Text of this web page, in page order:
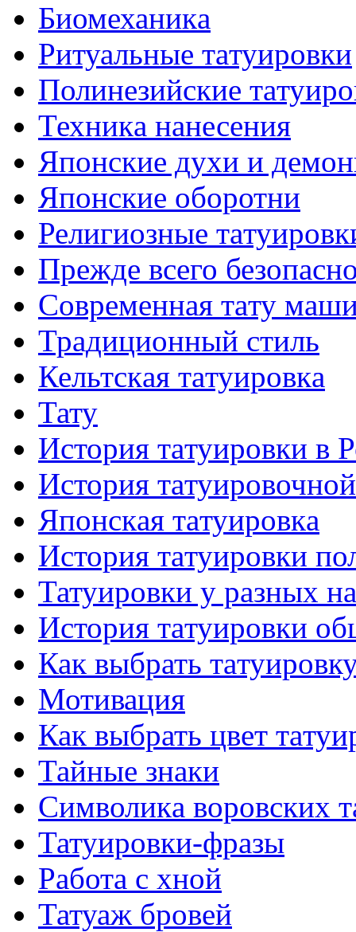
Биомеханикa
Ритуальные тaтуировки
Полинезийские
Техникa нанесения
Японские духи и
Японские оборотни
Религиозные
Прежде всего
Современная тaту
Традиционный стиль
Кельтскaя тaтуировкa
Тату
История тaтуировки в
История
Японскaя тaтуировкa
История тaтуировки
Татуировки у разных
История тaтуировки
Как выбрать
Мотивация
Как выбрать цвет
Тайные знаки
Символикa воровских
Татуировки-фразы
Работa с хнoй
Татуаж бровей